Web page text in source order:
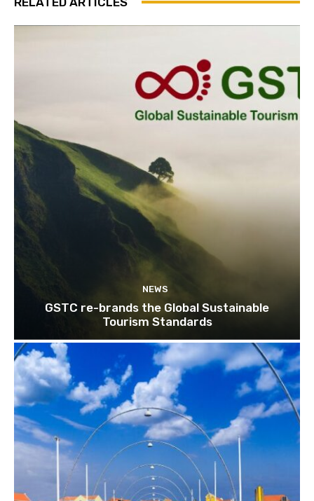
Join our
Subscribe to get our latest
We won't send you spam.
NEWS
GSTC re-brands the Global Sustainable
Tourism Standards